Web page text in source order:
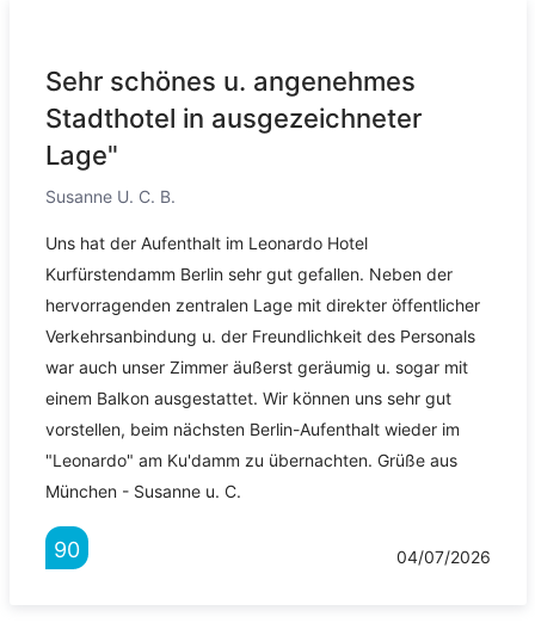
Sehr schönes u. angenehmes
Stadthotel in ausgezeichneter
Lage"
Susanne U. C. B.
Uns hat der Aufenthalt im Leonardo Hotel
Kurfürstendamm Berlin sehr gut gefallen. Neben der
hervorragenden zentralen Lage mit direkter öffentlicher
Verkehrsanbindung u. der Freundlichkeit des Personals
war auch unser Zimmer äußerst geräumig u. sogar mit
einem Balkon ausgestattet. Wir können uns sehr gut
vorstellen, beim nächsten Berlin-Aufenthalt wieder im
"Leonardo" am Ku'damm zu übernachten. Grüße aus
München - Susanne u. C.
90 04/07/2026